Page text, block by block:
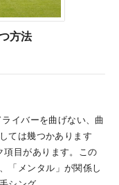
方法
イバーを曲げない、曲
ては幾つかあります
項目があります。この
「メンタル」が関係し